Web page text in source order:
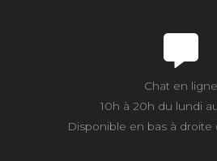
Chat en ligne
10h à 20h du lundi
Disponible en bas à droite